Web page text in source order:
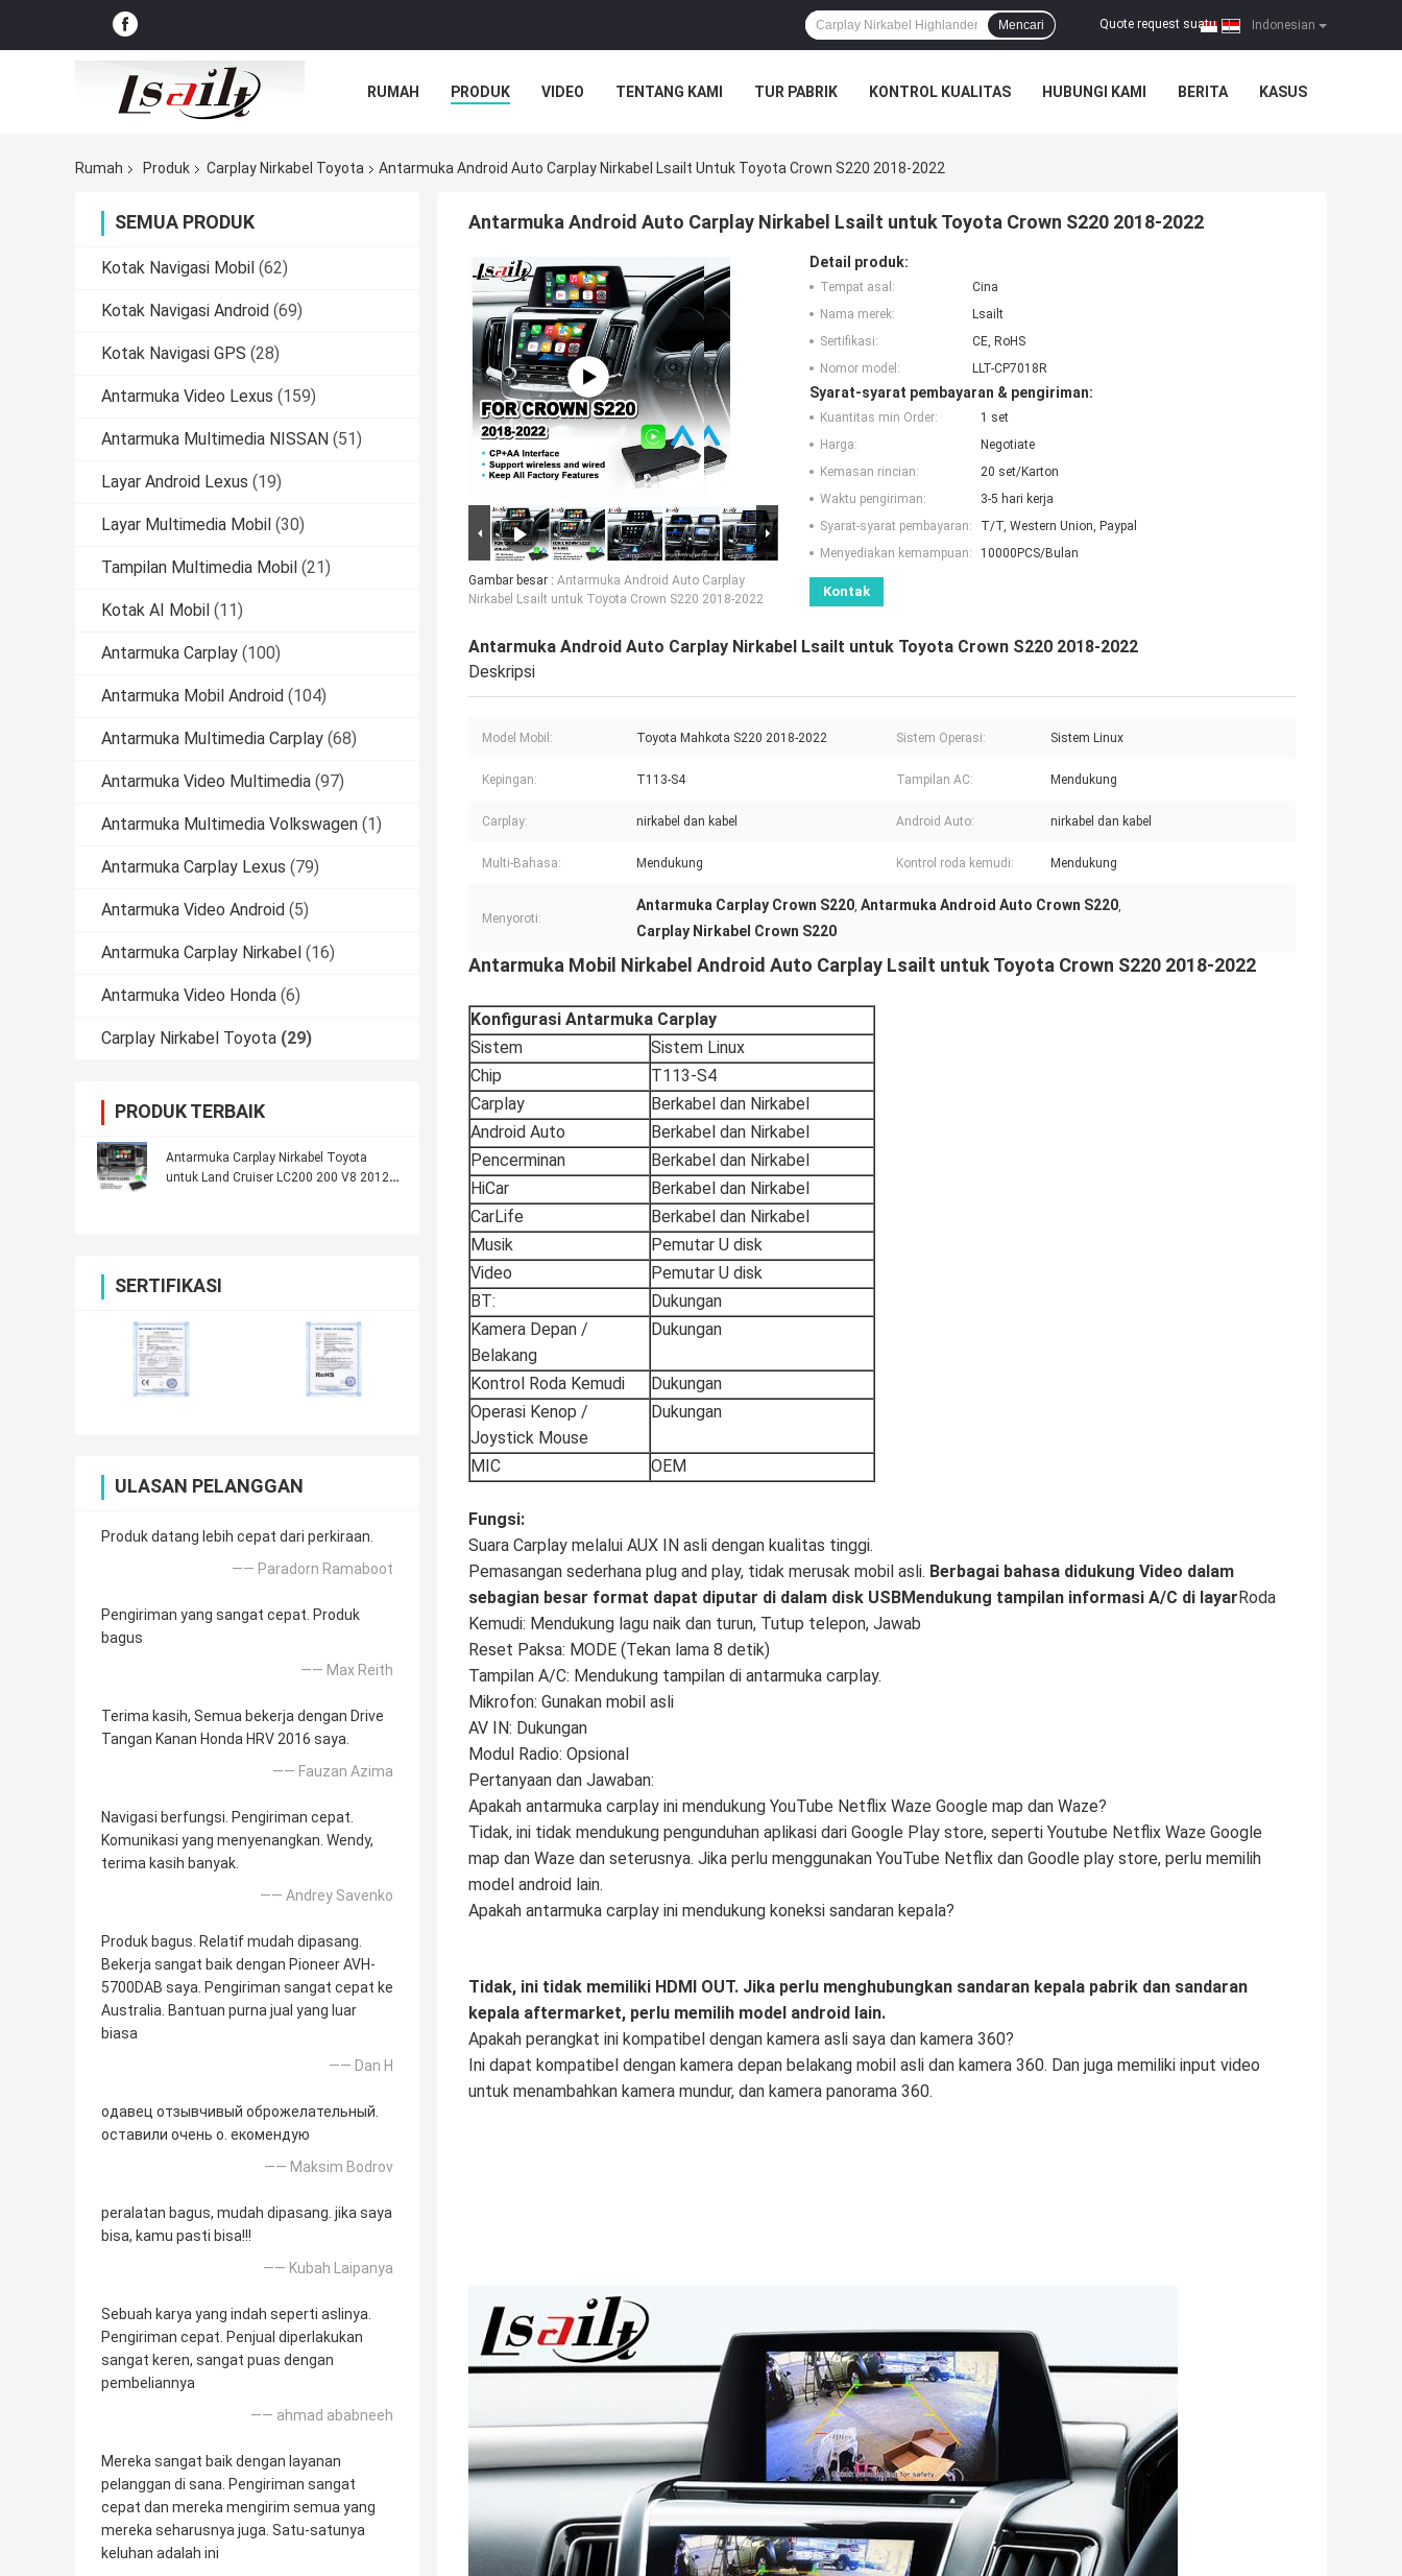
Indonesian
Quote request suatu |
Mencari
RUMAH PRODUK VIDEO TENTANG KAMI TUR PABRIK KONTROL KUALITAS HUBUNGI KAMI BERITA KASUS
Rumah Produk Carplay Nirkabel Toyota Antarmuka Android Auto Carplay Nirkabel Lsailt Untuk Toyota Crown S220 2018-2022
SEMUA PRODUK
Kotak Navigasi Mobil (62)
Kotak Navigasi Android (69)
Kotak Navigasi GPS (28)
Antarmuka Video Lexus (159)
Antarmuka Multimedia NISSAN (51)
Layar Android Lexus (19)
Layar Multimedia Mobil (30)
Tampilan Multimedia Mobil (21)
Kotak AI Mobil (11)
Antarmuka Carplay (100)
Antarmuka Mobil Android (104)
Antarmuka Multimedia Carplay (68)
Antarmuka Video Multimedia (97)
Antarmuka Multimedia Volkswagen (1)
Antarmuka Carplay Lexus (79)
Antarmuka Video Android (5)
Antarmuka Carplay Nirkabel (16)
Antarmuka Video Honda (6)
Carplay Nirkabel Toyota (29)
PRODUK TERBAIK
Antarmuka Carplay Nirkabel Toyota
untuk Land Cruiser LC200 200 V8 2012-
SERTIFIKASI
ULASAN PELANGGAN
Produk datang lebih cepat dari perkiraan.
—— Paradorn Ramaboot
Pengiriman yang sangat cepat. Produk
bagus
—— Max Reith
Terima kasih, Semua bekerja dengan Drive
Tangan Kanan Honda HRV 2016 saya.
—— Fauzan Azima
Navigasi berfungsi. Pengiriman cepat.
Komunikasi yang menyenangkan. Wendy,
terima kasih banyak.
—— Andrey Savenko
Produk bagus. Relatif mudah dipasang.
Bekerja sangat baik dengan Pioneer AVH-
5700DAB saya. Pengiriman sangat cepat ke
Australia. Bantuan purna jual yang luar
biasa
—— Dan H
одавец отзывчивый оброжелательный.
оставили очень о. екомендую
—— Maksim Bodrov
peralatan bagus, mudah dipasang. jika saya
bisa, kamu pasti bisa!!!
—— Kubah Laipanya
Sebuah karya yang indah seperti aslinya.
Pengiriman cepat. Penjual diperlakukan
sangat keren, sangat puas dengan
pembeliannya
—— ahmad ababneeh
Mereka sangat baik dengan layanan
pelanggan di sana. Pengiriman sangat
cepat dan mereka mengirim semua yang
mereka seharusnya juga. Satu-satunya
keluhan adalah ini
Antarmuka Android Auto Carplay Nirkabel Lsailt untuk Toyota Crown S220 2018-2022
Gambar besar : Antarmuka Android Auto Carplay
Nirkabel Lsailt untuk Toyota Crown S220 2018-2022
Detail produk:
Tempat asal:
Cina
Nama merek:
Lsailt
Sertifikasi:
CE, RoHS
Nomor model:
LLT-CP7018R
Syarat-syarat pembayaran & pengiriman:
Kuantitas min Order:
1 set
Harga:
Negotiate
Kemasan rincian:
20 set/Karton
Waktu pengiriman:
3-5 hari kerja
Syarat-syarat pembayaran:
T/T, Western Union, Paypal
Menyediakan kemampuan:
10000PCS/Bulan
Kontak
Antarmuka Android Auto Carplay Nirkabel Lsailt untuk Toyota Crown S220 2018-2022
Deskripsi
Model Mobil: Toyota Mahkota S220 2018-2022 Sistem Operasi: Sistem Linux
Kepingan: T113-S4 Tampilan AC: Mendukung
Carplay: nirkabel dan kabel Android Auto: nirkabel dan kabel
Multi-Bahasa: Mendukung Kontrol roda kemudi: Mendukung
Menyoroti:
Antarmuka Carplay Crown S220, Antarmuka Android Auto Crown S220,
Carplay Nirkabel Crown S220
Antarmuka Mobil Nirkabel Android Auto Carplay Lsailt untuk Toyota Crown S220 2018-2022
Konfigurasi Antarmuka Carplay
Sistem
Sistem Linux
Chip
T113-S4
Carplay
Berkabel dan Nirkabel
Android Auto
Berkabel dan Nirkabel
Pencerminan
Berkabel dan Nirkabel
HiCar
Berkabel dan Nirkabel
CarLife
Berkabel dan Nirkabel
Musik
Pemutar U disk
Video
Pemutar U disk
BT:
Dukungan
Kamera Depan /
Belakang
Dukungan
Kontrol Roda Kemudi
Dukungan
Operasi Kenop /
Joystick Mouse
Dukungan
MIC OEM
Fungsi:
Suara Carplay melalui AUX IN asli dengan kualitas tinggi.
Pemasangan sederhana plug and play, tidak merusak mobil asli. Berbagai bahasa didukung Video dalam
sebagian besar format dapat diputar di dalam disk USBMendukung tampilan informasi A/C di layar Roda
Kemudi: Mendukung lagu naik dan turun, Tutup telepon, Jawab
Reset Paksa: MODE (Tekan lama 8 detik)
Tampilan A/C: Mendukung tampilan di antarmuka carplay.
Mikrofon: Gunakan mobil asli
AV IN: Dukungan
Modul Radio: Opsional
Pertanyaan dan Jawaban:
Apakah antarmuka carplay ini mendukung YouTube Netflix Waze Google map dan Waze?
Tidak, ini tidak mendukung pengunduhan aplikasi dari Google Play store, seperti Youtube Netflix Waze Google
map dan Waze dan seterusnya. Jika perlu menggunakan YouTube Netflix dan Goodle play store, perlu memilih
model android lain.
Apakah antarmuka carplay ini mendukung koneksi sandaran kepala?
Tidak, ini tidak memiliki HDMI OUT. Jika perlu menghubungkan sandaran kepala pabrik dan sandaran
kepala aftermarket, perlu memilih model android lain.
Apakah perangkat ini kompatibel dengan kamera asli saya dan kamera 360?
Ini dapat kompatibel dengan kamera depan belakang mobil asli dan kamera 360. Dan juga memiliki input video
untuk menambahkan kamera mundur, dan kamera panorama 360.